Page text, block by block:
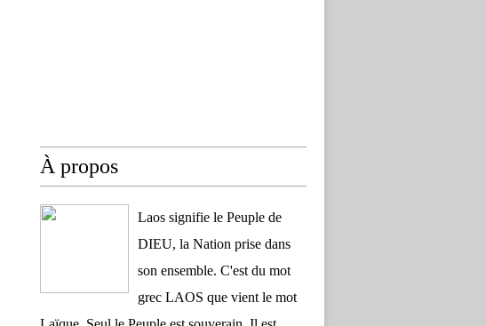
À propos
Laos signifie le Peuple de
DIEU, la Nation prise dans
son ensemble. C'est du mot
grec LAOS que vient le mot